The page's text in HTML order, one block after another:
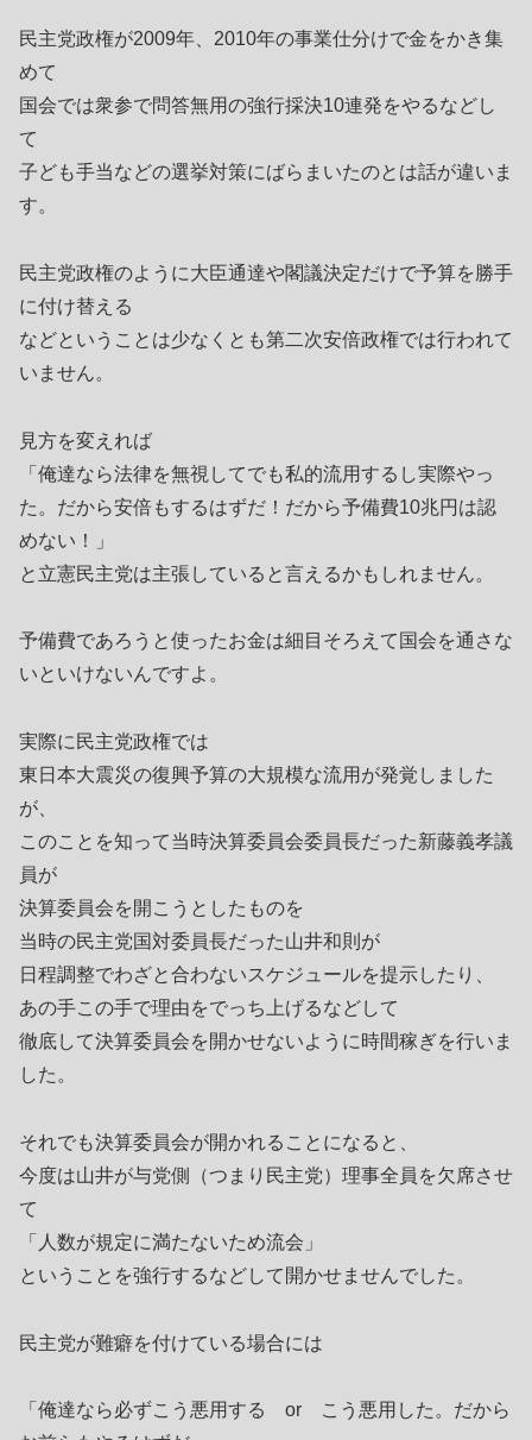
民主党政権が2009年、2010年の事業仕分けで金をかき集
めて
国会では衆参で問答無用の強行採決10連発をやるなどし
て
子ども手当などの選挙対策にばらまいたのとは話が違いま
す。
民主党政権のように大臣通達や閣議決定だけで予算を勝手
に付け替える
などということは少なくとも第二次安倍政権では行われて
いません。
見方を変えれば
「俺達なら法律を無視してでも私的流用するし実際やっ
た。だから安倍もするはずだ！だから予備費10兆円は認
めない！」
と立憲民主党は主張していると言えるかもしれません。
予備費であろうと使ったお金は細目そろえて国会を通さな
いといけないんですよ。
実際に民主党政権では
東日本大震災の復興予算の大規模な流用が発覚しました
が、
このことを知って当時決算委員会委員長だった新藤義孝議
員が
決算委員会を開こうとしたものを
当時の民主党国対委員長だった山井和則が
日程調整でわざと合わないスケジュールを提示したり、
あの手この手で理由をでっち上げるなどして
徹底して決算委員会を開かせないように時間稼ぎを行いま
した。
それでも決算委員会が開かれることになると、
今度は山井が与党側（つまり民主党）理事全員を欠席させ
て
「人数が規定に満たないため流会」
ということを強行するなどして開かせませんでした。
民主党が難癖を付けている場合には
「俺達なら必ずこう悪用する or こう悪用した。だから